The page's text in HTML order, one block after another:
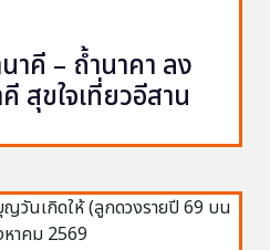
าคี – ถ้ำนาคา ลง
สุขใจเที่ยวอีสาน